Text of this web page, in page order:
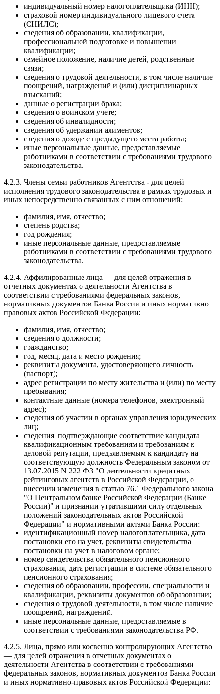
индивидуальный номер налогоплательщика (ИНН);
страховой номер индивидуального лицевого счета
(СНИЛС);
сведения об образовании, квалификации,
профессиональной подготовке и повышении
квалификации;
семейное положение, наличие детей, родственные
связи;
сведения о трудовой деятельности, в том числе наличие
поощрений, награждений и (или) дисциплинарных
взысканий;
данные о регистрации брака;
сведения о воинском учете;
сведения об инвалидности;
сведения об удержании алиментов;
сведения о доходе с предыдущего места работы;
иные персональные данные, предоставляемые
работниками в соответствии с требованиями трудового
законодательства.
4.2.3. Члены семьи работников Агентства - для целей
исполнения трудового законодательства в рамках трудовых и
иных непосредственно связанных с ним отношений:
фамилия, имя, отчество;
степень родства;
год рождения;
иные персональные данные, предоставляемые
работниками в соответствии с требованиями трудового
законодательства.
4.2.4. Аффилированные лица — для целей отражения в
отчетных документах о деятельности Агентства в
соответствии с требованиями федеральных законов,
нормативных документов Банка России и иных нормативно-
правовых актов Российской Федерации:
фамилия, имя, отчество;
сведения о должности;
гражданство;
год, месяц, дата и место рождения;
реквизиты документа, удостоверяющего личность
(паспорт);
адрес регистрации по месту жительства и (или) по месту
пребывания;
контактные данные (номера телефонов, электронный
адрес);
сведения об участии в органах управления юридических
лиц;
сведения, подтверждающие соответствие кандидата
квалификационным требованиям и требованиям к
деловой репутации, предъявляемым к кандидату на
соответствующую должность Федеральным законом от
13.07.2015 N 222-ФЗ "О деятельности кредитных
рейтинговых агентств в Российской Федерации, о
внесении изменения в статью 76.1 Федерального закона
"О Центральном банке Российской Федерации (Банке
России)" и признании утратившими силу отдельных
положений законодательных актов Российской
Федерации" и нормативными актами Банка России;
идентификационный номер налогоплательщика, дата
постановки его на учет, реквизиты свидетельства
постановки на учет в налоговом органе;
номер свидетельства обязательного пенсионного
страхования, дата регистрации в системе обязательного
пенсионного страхования;
сведения об образовании, профессии, специальности и
квалификации, реквизиты документов об образовании;
сведения о трудовой деятельности, в том числе наличие
поощрений, награждений.
иные персональные данные, предоставляемые в
соответствии с требованиями законодательства РФ.
4.2.5. Лица, прямо или косвенно контролирующих Агентство
— для целей отражения в отчетных документах о
деятельности Агентства в соответствии с требованиями
федеральных законов, нормативных документов Банка России
и иных нормативно-правовых актов Российской Федерации: